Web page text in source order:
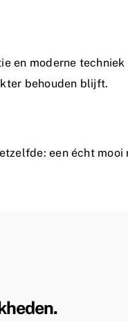
en moderne
behouden blijft.
een écht